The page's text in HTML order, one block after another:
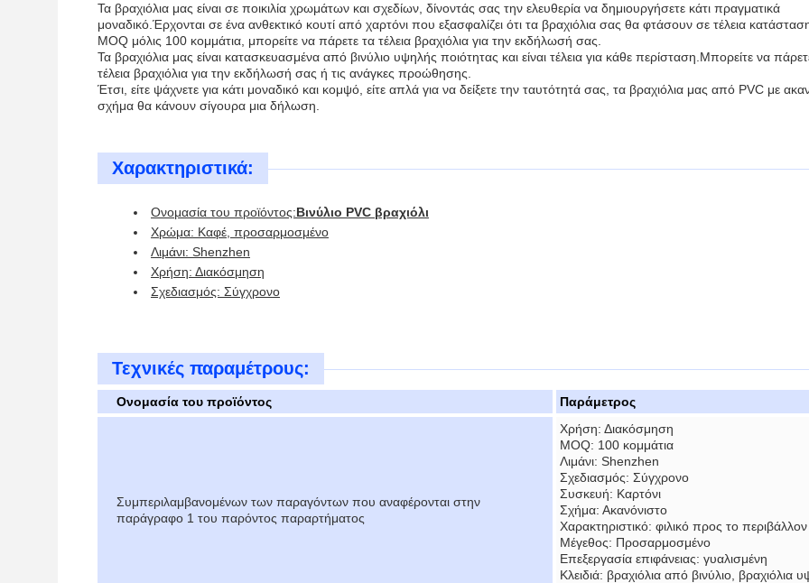
Τα βραχιόλια μας είναι σε ποικιλία χρωμάτων και σχεδίων, δίνοντάς σας την ελευθερία να δημιουργήσετε κάτι πραγματικά
μοναδικό.Έρχονται σε ένα ανθεκτικό κουτί από χαρτόνι που εξασφαλίζει ότι τα βραχιόλια σας θα φτάσουν σε τέλεια
MOQ μόλις 100 κομμάτια, μπορείτε να πάρετε τα τέλεια βραχιόλια για την εκδήλωσή σας.
Τα βραχιόλια μας είναι κατασκευασμένα από βινύλιο υψηλής ποιότητας και είναι τέλεια για κάθε περίσταση.Μπορείτε να
τέλεια βραχιόλια για την εκδήλωσή σας ή τις ανάγκες προώθησης.
Έτσι, είτε ψάχνετε για κάτι μοναδικό και κομψό, είτε απλά για να δείξετε την ταυτότητά σας, τα βραχιόλια μας από PVC με
σχήμα θα κάνουν σίγουρα μια δήλωση.
Χαρακτηριστικά:
Ονομασία του προϊόντος:Βινύλιο PVC βραχιόλι
Χρώμα: Καφέ, προσαρμοσμένο
Λιμάνι: Shenzhen
Χρήση: Διακόσμηση
Σχεδιασμός: Σύγχρονο
Τεχνικές παραμέτρους:
Ονομασία του προϊόντος Παράμετρος
Συμπεριλαμβανομένων των παραγόντων που αναφέρονται στην
παράγραφο 1 του παρόντος παραρτήματος
Χρήση: Διακόσμηση
MOQ: 100 κομμάτια
Λιμάνι: Shenzhen
Σχεδιασμός: Σύγχρονο
Συσκευή: Καρτόνι
Σχήμα: Ακανόνιστο
Χαρακτηριστικό: φιλικό προς το περιβάλλον
Μέγεθος: Προσαρμοσμένο
Επεξεργασία επιφάνειας: γυαλισμένη
Κλειδιά: βραχιόλια από βινύλιο, βραχιόλια